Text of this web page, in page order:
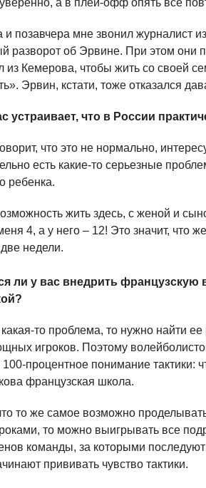
и позавчера мне звонил журналист
разворот об Эрвине. При этом они
из Кемерова, чтобы жить со своей
Эрвин, кстати, тоже отказался
устраивает, что в России
что это не нормально,
есть какие-то серьезные
ребенка.
жить здесь, с женой и
4, а у него – 12! Это значит, что
недели.
ли у вас внедрить
то проблема, то нужно найти
игроков. Поэтому
процентное понимание тактики:
французская школа.
то же самое возможно
то можно выигрывать все
команды, за которыми
прививать чувство тактики.